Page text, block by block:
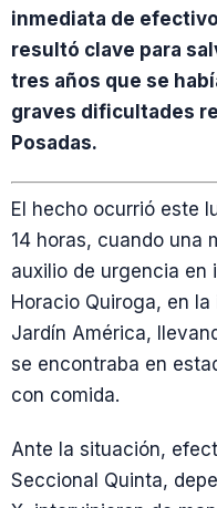
inmediata de
resultó clave para
tres años que se
graves dificultades
Posadas.
El hecho ocurrió este
14 horas, cuando una
auxilio de urgencia en
Horacio Quiroga, en
Jardín América,
se encontraba en
con comida.
Ante la situación,
Seccional Quinta,